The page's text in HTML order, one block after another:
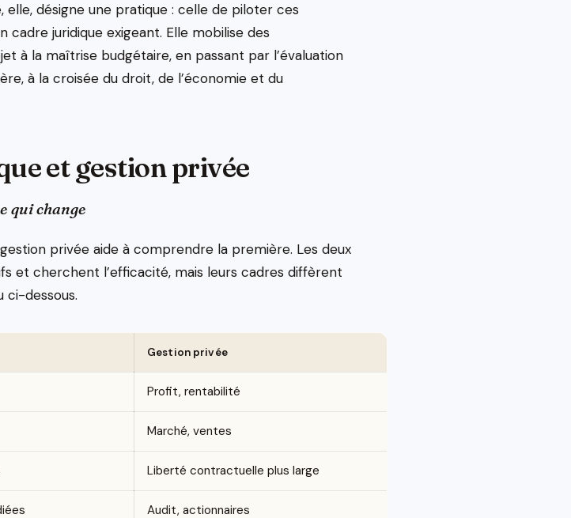
elle, désigne une pratique : celle de piloter ces
cadre juridique exigeant. Elle mobilise des
à la maîtrise budgétaire, en passant par l’évaluation
à la croisée du droit, de l’économie et du
et gestion privée
qui change
privée aide à comprendre la première. Les deux
et cherchent l’efficacité, mais leurs cadres diffèrent
dessous.
Gestion privée
Profit, rentabilité
Marché, ventes
Liberté contractuelle plus large
Audit, actionnaires